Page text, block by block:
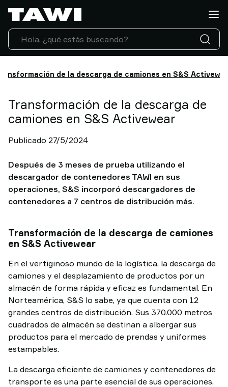
de la descarga de camiones en S&S
Transformación de la descarga de
camiones en S&S Activewear
Publicado 27/5/2024
Después de 3 meses de prueba utilizando el
descargador de contenedores TAWI en sus
operaciones, S&S incorporó descargadores de
contenedores a 7 centros de distribución más.
Transformación de la descarga de camiones
en S&S Activewear
En el vertiginoso mundo de la logística, la descarga de
camiones y el desplazamiento de productos por un
almacén de forma rápida y eficaz es fundamental. En
Norteamérica, S&S lo sabe, ya que cuenta con 12
grandes centros de distribución. Sus 370.000 metros
cuadrados de almacén se destinan a albergar sus
productos para el mercado de prendas y uniformes
estampables.
La descarga eficiente de camiones y contenedores de
transporte es una parte esencial de sus operaciones.
¿Qué
tipo
de
carga
necesita
Soluciones
Servicio
Técnico
Casos
Actualidad
Contacto
Por
TAWI